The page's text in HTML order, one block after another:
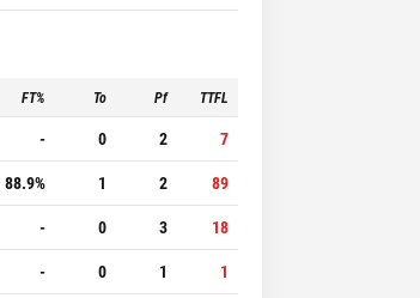
FT% To Pf TTFL
- 0 2
7
88.9% 1 2
89
- 0 3
18
- 0 1
1